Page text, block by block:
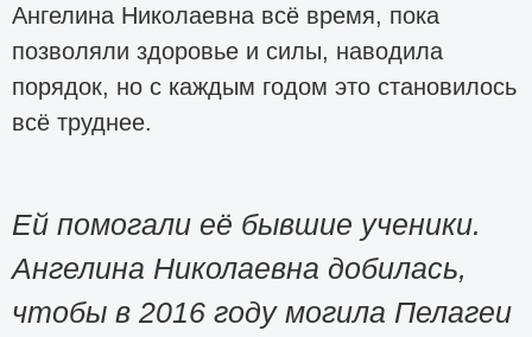
Ангелина Николаевна всё время, пока
позволяли здоровье и силы, наводила
порядок, но с каждым годом это становилось
всё труднее.
Ей помогали её бывшие ученики.
Ангелина Николаевна добилась,
чтобы в 2016 году могила Пелагеи